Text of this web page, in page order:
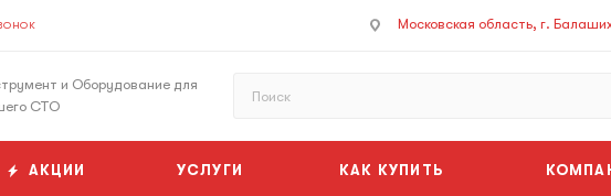
Московская область, г.
и Оборудование для
СТО
АКЦИИ УСЛУГИ КАК КУПИТЬ